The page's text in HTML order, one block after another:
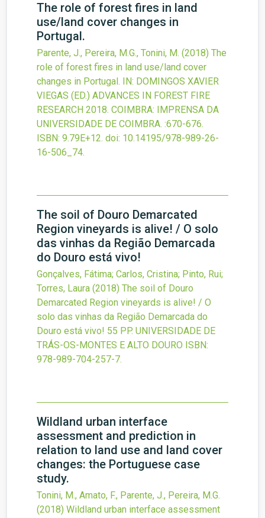
The role of forest fires in land
use/land cover changes in
Portugal.
Parente, J., Pereira, M.G., Tonini, M. (2018) The
role of forest fires in land use/land cover
changes in Portugal.
IN: DOMINGOS XAVIER
VIEGAS (ED.) ADVANCES IN FOREST FIRE
RESEARCH 2018. COIMBRA: IMPRENSA DA
UNIVERSIDADE DE COIMBRA. :670-676.
ISBN: 9.79E+12. doi: 10.14195/978-989-26-
16-506_74.
The soil of Douro Demarcated
Region vineyards is alive! / O solo
das vinhas da Região Demarcada
do Douro está vivo!
Gonçalves, Fátima; Carlos, Cristina; Pinto, Rui;
Torres, Laura (2018) The soil of Douro
Demarcated Region vineyards is alive! / O
solo das vinhas da Região Demarcada do
Douro está vivo! 55 PP. UNIVERSIDADE DE
TRÁS-OS-MONTES E ALTO DOURO ISBN:
978-989-704-257-7.
Wildland urban interface
assessment and prediction in
relation to land use and land cover
changes: the Portuguese case
study.
Tonini, M., Amato, F., Parente, J., Pereira, M.G.
(2018) Wildland urban interface assessment